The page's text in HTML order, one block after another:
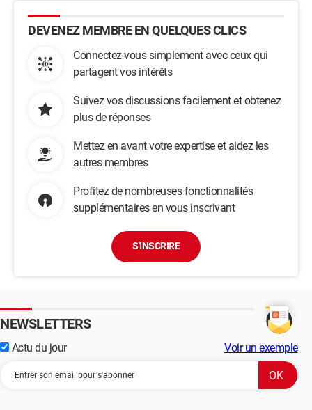
DEVENEZ MEMBRE EN QUELQUES CLICS
Connectez-vous simplement avec ceux qui
partagent vos intérêts
Suivez vos discussions facilement et obtenez
plus de réponses
Mettez en avant votre expertise et aidez les
autres membres
Profitez de nombreuses fonctionnalités
supplémentaires en vous inscrivant
S'INSCRIRE
NEWSLETTERS
Actu du jour Voir un exemple